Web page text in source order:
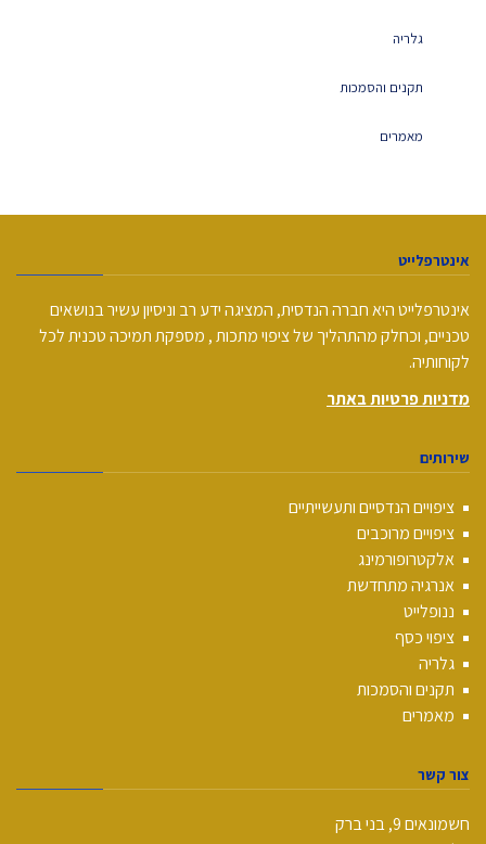
גלריה
תקנים והסמכות
מאמרים
אינטרפלייט
אינטרפלייט היא חברה הנדסית, המציגה ידע רב וניסיון עשיר בנושאים
טכניים, וכחלק מהתהליך של ציפוי מתכות , מספקת תמיכה טכנית לכל
לקוחותיה.
מדניות פרטיות באתר
שירותים
ציפויים הנדסיים ותעשייתיים
ציפויים מרוכבים
אלקטרופורמינג
אנרגיה מתחדשת
ננופלייט
ציפוי כסף
גלריה
תקנים והסמכות
מאמרים
צור קשר
חשמונאים 9, בני ברק